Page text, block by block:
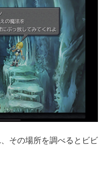
その場所を調べるとビビ